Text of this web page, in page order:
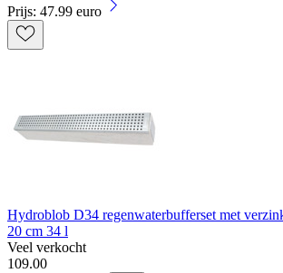
Prijs: 47.99 euro
Hydroblob D34 regenwaterbufferset met
20 cm 34 l
Veel verkocht
109.00